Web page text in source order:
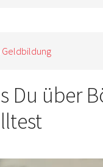
Geldbildung
Du über